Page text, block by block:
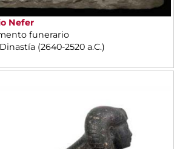
Nefer
funerario
(2640-2520 a.C.)